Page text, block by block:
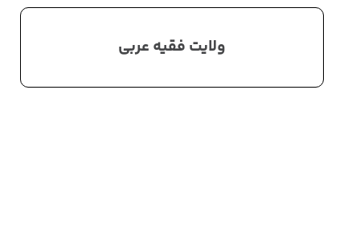
ولایت فقیه عربی